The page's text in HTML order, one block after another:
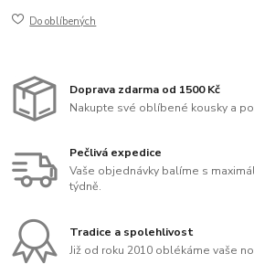
Do oblíbených
Doprava zdarma od 1500 Kč
Nakupte své oblíbené kousky a
Pečlivá expedice
Vaše objednávky balíme s
týdně.
Tradice a spolehlivost
Již od roku 2010 oblékáme vaše